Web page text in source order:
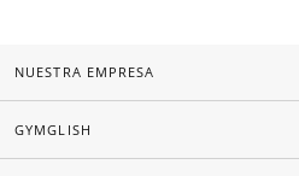
NUESTRA EMPRESA
GYMGLISH